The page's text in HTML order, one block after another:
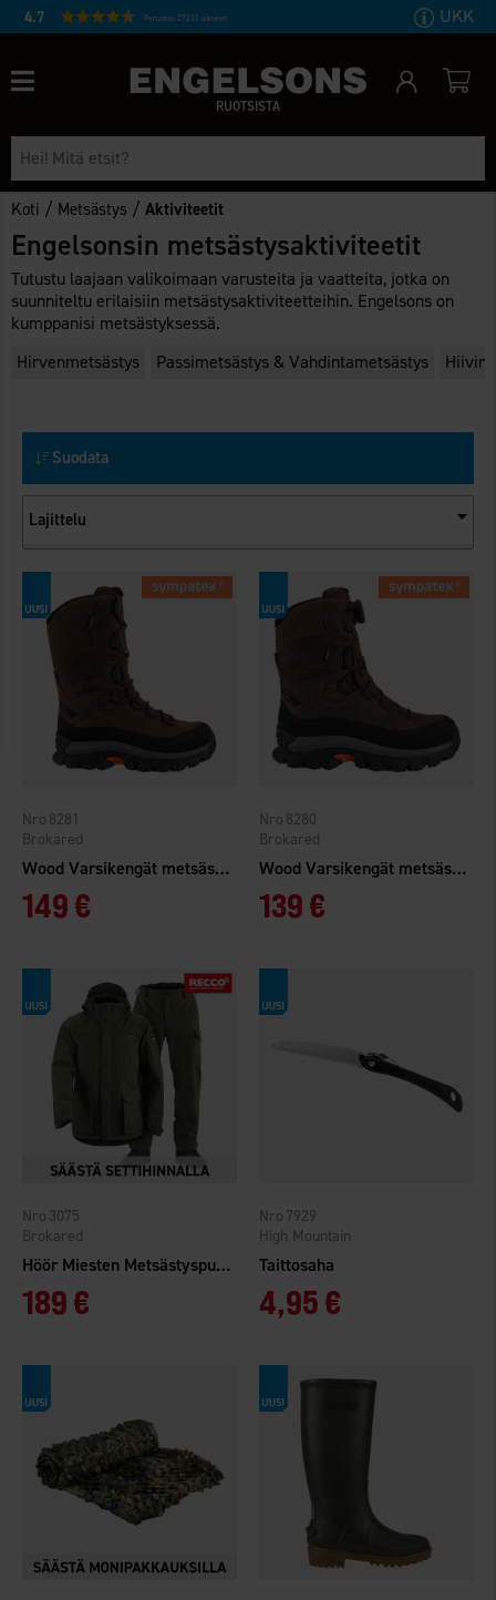
4.7 Perustuu 27231 ääneen UKK
RUOTSISTA
Koti / Metsästys /Aktiviteetit
Engelsonsin metsästysaktiviteetit
Tutustu laajaan valikoimaan varusteita ja vaatteita, jotka on
suunniteltu erilaisiin metsästysaktiviteetteihin. Engelsons on
kumppanisi metsästyksessä.
Hirvenmetsästys
Passimetsästys & Vahdintametsästys
Suodata
Lajittelu
Wood Varsikengät metsästykseen WP Wide High
Brokared
8281
149 €
Wood Varsikengät metsästykseen WP Wide
Brokared
8280
139 €
Höör Miesten Metsästyspuku WP
Brokared
3075
189 €
Taittosaha
High Mountain
7929
4,95 €